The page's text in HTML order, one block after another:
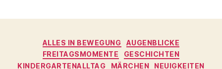
Kategorien
ALLES IN BEWEGUNG
AUGENBLICKE
FREITAGSMOMENTE
GESCHICHTEN
KINDERGARTENALLTAG
MÄRCHEN
NEUIGKEITEN